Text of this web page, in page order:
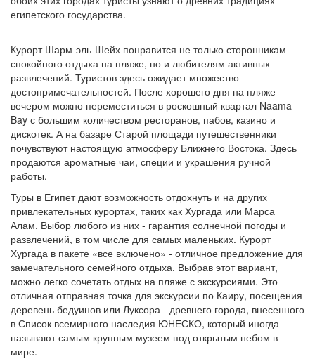
египетского государства.
Курорт Шарм-эль-Шейх понравится не только сторонникам
спокойного отдыха на пляже, но и любителям активных
развлечений. Туристов здесь ожидает множество
достопримечательностей. После хорошего дня на пляже
вечером можно переместиться в роскошный квартал Naama
Bay с большим количеством ресторанов, пабов, казино и
дискотек. А на базаре Старой площади путешественники
почувствуют настоящую атмосферу Ближнего Востока. Здесь
продаются ароматные чаи, специи и украшения ручной
работы.
Туры в Египет дают возможность отдохнуть и на других
привлекательных курортах, таких как Хургада или Марса
Алам. Выбор любого из них - гарантия солнечной погоды и
развлечений, в том числе для самых маленьких. Курорт
Хургада в пакете «все включено» - отличное предложение для
замечательного семейного отдыха. Выбрав этот вариант,
можно легко сочетать отдых на пляже с экскурсиями. Это
отличная отправная точка для экскурсии по Каиру, посещения
деревень бедуинов или Луксора - древнего города, внесенного
в Список всемирного наследия ЮНЕСКО, который иногда
называют самым крупным музеем под открытым небом в
мире.